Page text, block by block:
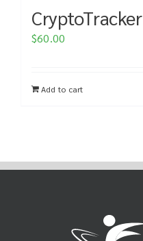
CryptoTracker
$60.00
Add to cart